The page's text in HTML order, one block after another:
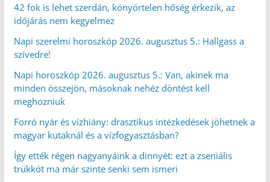
42 fok is lehet szerdán, könyörtelen hőség érkezik, az
időjárás nem kegyelmez
Napi szerelmi horoszkóp 2026. augusztus 5.: Hallgass a
szívedre!
Napi horoszkóp 2026. augusztus 5.: Van, akinek ma
minden összejön, másoknak nehéz döntést kell
meghozniuk
Forró nyár és vízhiány: drasztikus intézkedések jöhetnek a
magyar kutaknál és a vízfogyasztásban?
Így ették régen nagyanyáink a dinnyét: ezt a zseniális
trükköt ma már szinte senki sem ismeri